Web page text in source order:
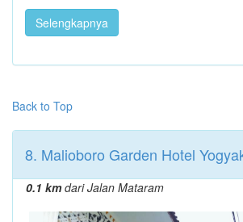
Selengkapnya
Back to Top
8. Malioboro Garden Hotel
0.1 kmdari Jalan Mataram